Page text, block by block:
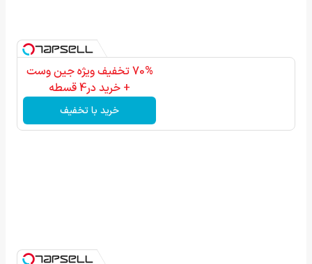
70% تخفیف ویژه جین وست
+ خرید در4 قسطه
خرید با تخفیف